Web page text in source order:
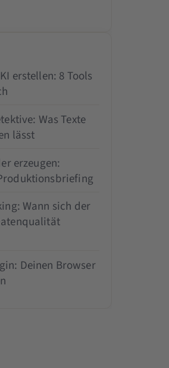
erstellen: 8 Tools
Was Texte
lässt
erzeugen:
Wann sich der
Deinen Browser